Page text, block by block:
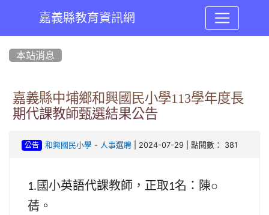
嘉義縣教育資訊網
本站消息
嘉義縣中埔鄉和興國民小學113學年度長
期代課教師甄選結果公告
公告 和興國民小學- 人事選聘| 2024-07-29 | 點閱數： 381
1. 國小英語代課教師，正取1名：陳○
蒨。